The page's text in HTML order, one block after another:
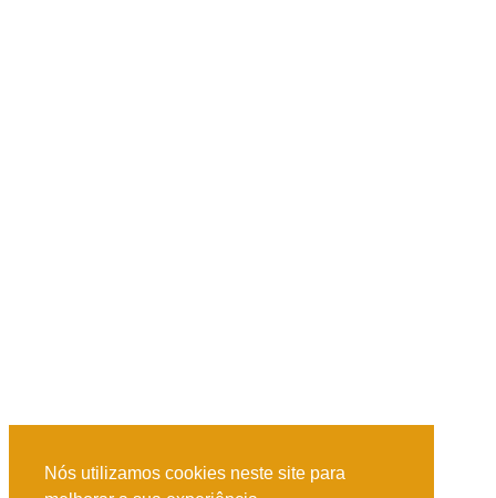
Nós utilizamos cookies neste site para